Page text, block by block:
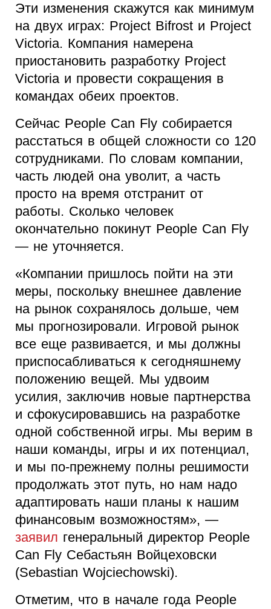
Эти изменения скажутся как минимум
на двух играх: Project Bifrost и Project
Victoria. Компания намерена
приостановить разработку Project
Victoria и провести сокращения в
командах обеих проектов.
Сейчас People Can Fly собирается
расстаться в общей сложности со 120
сотрудниками. По словам компании,
часть людей она уволит, а часть
просто на время отстранит от
работы. Сколько человек
окончательно покинут People Can Fly
— не уточняется.
«Компании пришлось пойти на эти
меры, поскольку внешнее давление
на рынок сохранялось дольше, чем
мы прогнозировали. Игровой рынок
все еще развивается, и мы должны
приспосабливаться к сегодняшнему
положению вещей. Мы удвоим
усилия, заключив новые партнерства
и сфокусировавшись на разработке
одной собственной игры. Мы верим в
наши команды, игры и их потенциал,
и мы по-прежнему полны решимости
продолжать этот путь, но нам надо
адаптировать наши планы к нашим
финансовым возможностям», —
заявил генеральный директор People
Can Fly Себастьян Войцеховски
(Sebastian Wojciechowski).
Отметим, что в начале года People